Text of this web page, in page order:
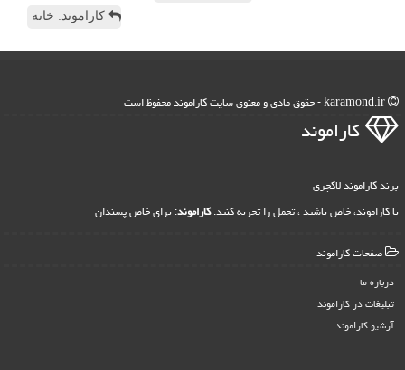
کاراموند: خانه
كاراموند
برند کاراموند لاکچری
با کاراموند، خاص باشید ، تجمل را تجربه کنید.کاراموند: برای خاص پسندان
صفحات كاراموند
درباره ما
تبلیغات در كاراموند
آرشیو كاراموند